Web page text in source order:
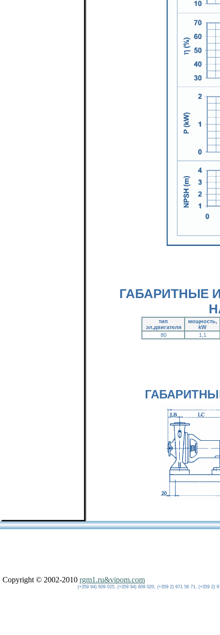
ГАБАРИТНЫЕ
тип
эл.двигателя
мощность,
kW
80
1,1
Copyright © 2002-2010 rgm1.ru&vipom.com
(+359 94) 609 025, (+359 94) 609 020, (+359 2) 971 56 71, (+359 2)